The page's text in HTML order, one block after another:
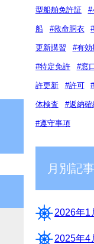
型船舶免許証
船 救命胴衣
更新講習 有効
特定免許 窓
許更新 許可
体検査 返納確
遵守事項
月別記事
2026年1
2025年4